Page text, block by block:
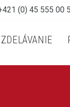
(0) 45 555 00